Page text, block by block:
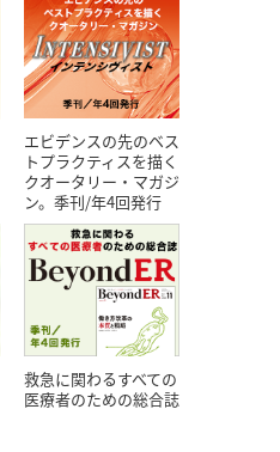
エビデンスの先のベス
トプラクティスを描く
クオータリー・マガジ
ン。季刊/年4回発行
救急に関わるすべての
医療者のための総合誌